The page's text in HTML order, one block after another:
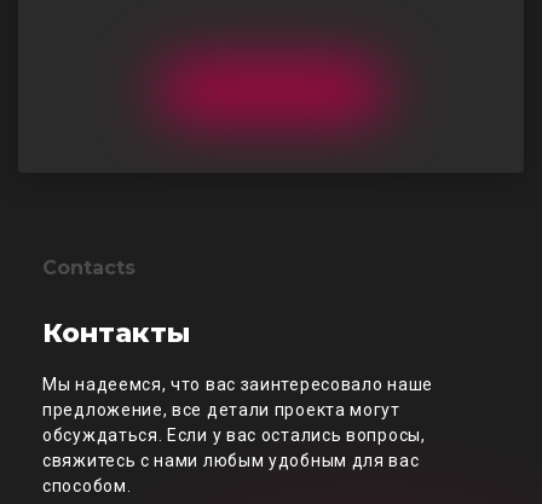
Contacts
Контакты
Мы надеемся, что вас заинтересовало наше
предложение, все детали проекта могут
обсуждаться. Если у вас остались вопросы,
свяжитесь с нами любым удобным для вас
способом.